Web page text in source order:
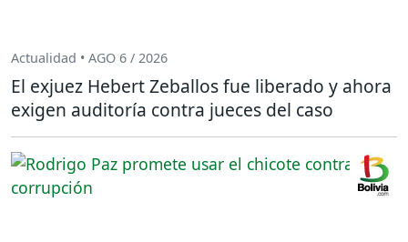
Actualidad • AGO 6 / 2026
El exjuez Hebert Zeballos fue liberado y ahora
exigen auditoría contra jueces del caso